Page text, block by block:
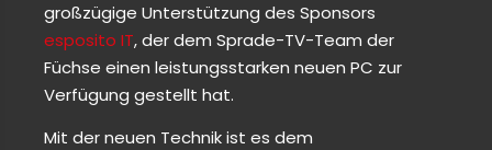
großzügige Unterstützung des Sponsors
esposito IT, der dem Sprade-TV-Team der
Füchse einen leistungsstarken neuen PC zur
Verfügung gestellt hat.
Mit der neuen Technik ist es dem